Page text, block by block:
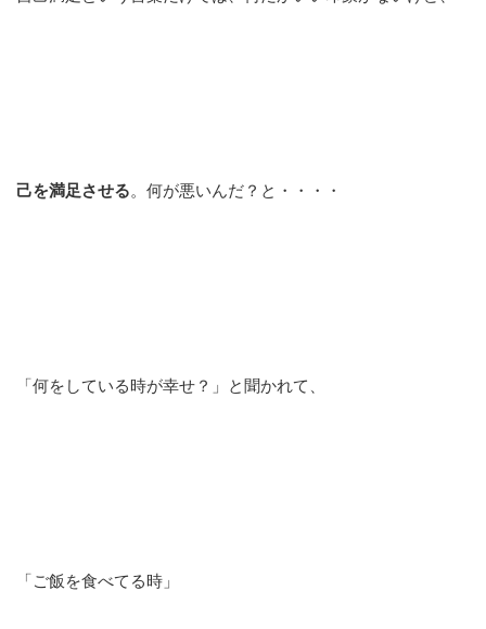
己を満足させる。何が悪いんだ？と・・・・
「何をしている時が幸せ？」と聞かれて、
「ご飯を食べてる時」